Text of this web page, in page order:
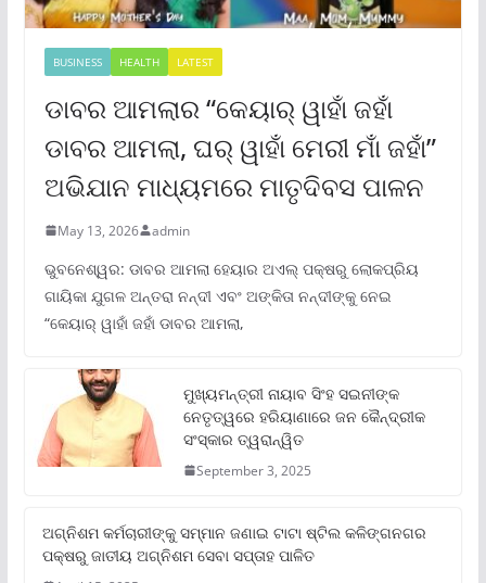
BUSINESS HEALTH LATEST
ଡାବର ଆମଲାର “କେୟାର୍ ୱାହାଁ ଜହାଁ
ଡାବର ଆମଲା, ଘର୍ ୱାହାଁ ମେରୀ ମାଁ ଜହାଁ”
ଅଭିଯାନ ମାଧ୍ୟମରେ ମାତୃଦିବସ ପାଳନ
May 13, 2026 admin
ଭୁବନେଶ୍ୱର: ଡାବର ଆମଲା ହେୟାର ଅଏଲ୍ ପକ୍ଷରୁ ଲୋକପ୍ରିୟ
ଗାୟିକା ଯୁଗଳ ଅନ୍ତରା ନନ୍ଦୀ ଏବଂ ଅଙ୍କିତା ନନ୍ଦୀଙ୍କୁ ନେଇ
“କେୟାର୍ ୱାହାଁ ଜହାଁ ଡାବର ଆମଲା,
ମୁଖ୍ୟମନ୍ତ୍ରୀ ନାୟାବ ସିଂହ ସଇନୀଙ୍କ
ନେତୃତ୍ୱରେ ହରିୟାଣାରେ ଜନ କୈନ୍ଦ୍ରୀକ
ସଂସ୍କାର ତ୍ୱରାନ୍ୱିତ
September 3, 2025
ଅଗ୍ନିଶମ କର୍ମଚାରୀଙ୍କୁ ସମ୍ମାନ ଜଣାଇ ଟାଟା ଷ୍ଟିଲ କଳିଙ୍ଗନଗର
ପକ୍ଷରୁ ଜାତୀୟ ଅଗ୍ନିଶମ ସେବା ସପ୍ତାହ ପାଳିତ